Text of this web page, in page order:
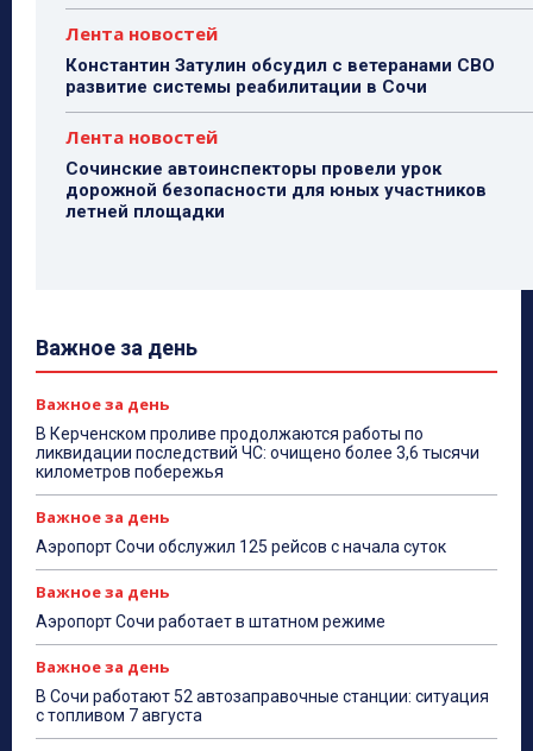
Лента новостей
Константин Затулин обсудил с ветеранами СВО
развитие системы реабилитации в Сочи
Лента новостей
Сочинские автоинспекторы провели урок
дорожной безопасности для юных участников
летней площадки
Важное за день
Важное за день
В Керченском проливе продолжаются работы по
ликвидации последствий ЧС: очищено более 3,6 тысячи
километров побережья
Важное за день
Аэропорт Сочи обслужил 125 рейсов с начала суток
Важное за день
Аэропорт Сочи работает в штатном режиме
Важное за день
В Сочи работают 52 автозаправочные станции: ситуация
с топливом 7 августа